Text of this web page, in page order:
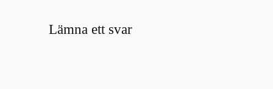
Lämna ett svar